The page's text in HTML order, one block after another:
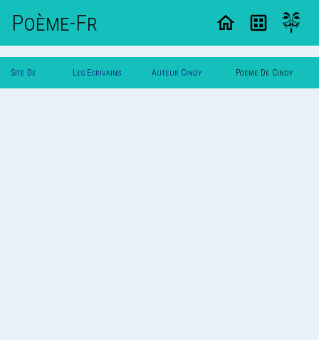
Poème-Fr
Site De Les Ecrivains Auteur Cindy Poeme De Cindy